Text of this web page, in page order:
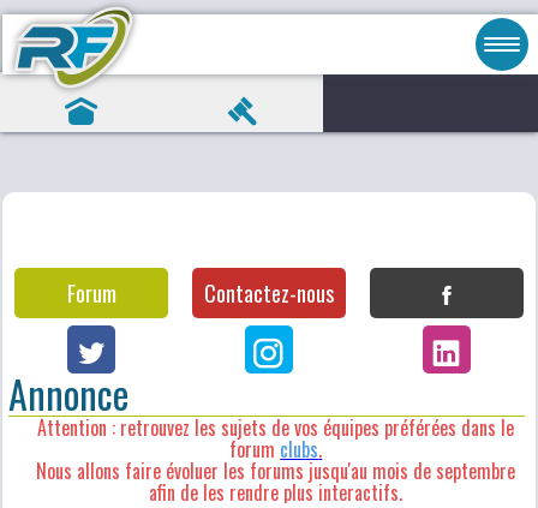
Forum Contactez-nous
Annonce
Attention : retrouvez les sujets de vos équipes préférées dans le
forum clubs.
Nous allons faire évoluer les forums jusqu'au mois de septembre
afin de les rendre plus interactifs.